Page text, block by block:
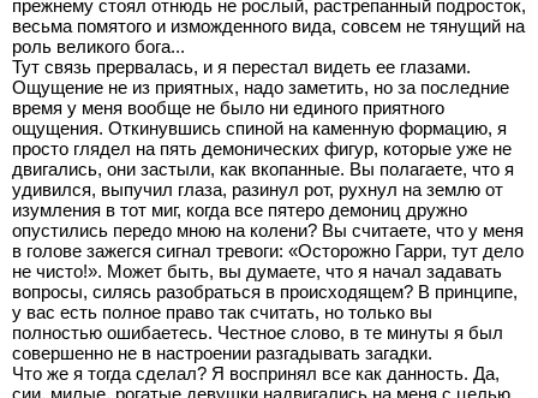
прежнему стоял отнюдь не рослый, растрепанный подросток,
весьма помятого и изможденного вида, совсем не тянущий на
роль великого бога...
Тут связь прервалась, и я перестал видеть ее глазами.
Ощущение не из приятных, надо заметить, но за последние
время у меня вообще не было ни единого приятного
ощущения. Откинувшись спиной на каменную формацию, я
просто глядел на пять демонических фигур, которые уже не
двигались, они застыли, как вкопанные. Вы полагаете, что я
удивился, выпучил глаза, разинул рот, рухнул на землю от
изумления в тот миг, когда все пятеро демониц дружно
опустились передо мною на колени? Вы считаете, что у меня
в голове зажегся сигнал тревоги: «Осторожно Гарри, тут дело
не чисто!». Может быть, вы думаете, что я начал задавать
вопросы, силясь разобраться в происходящем? В принципе,
у вас есть полное право так считать, но только вы
полностью ошибаетесь. Честное слово, в те минуты я был
совершенно не в настроении разгадывать загадки.
Что же я тогда сделал? Я воспринял все как данность. Да,
сии, милые, рогатые девушки надвигались на меня с целью